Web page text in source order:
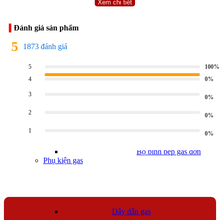
Bộ bình bếp gas đôi
Bộ bình bếp gas đơn
Phụ kiện gas
Dây dẫn gas
Xem chi tiết
Đánh giá sản phẩm
5 1873 đánh giá
5
100%
4
0%
3 0%
2 0%
1 0%